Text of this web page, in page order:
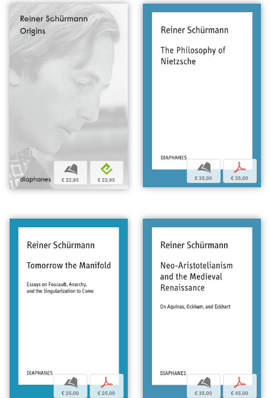
b
€ 22,95
e
€ 22,95
b
€ 35,00
p
€ 35,00
b
€ 25,00
p
€ 25,00
b
€ 35,00
p
€ 45,00